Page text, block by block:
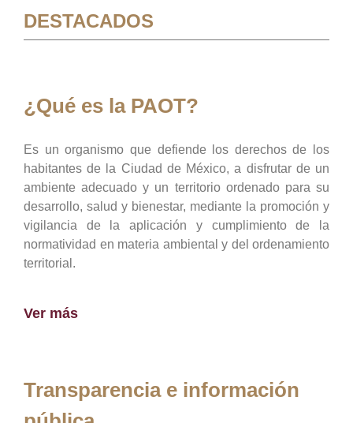
DESTACADOS
¿Qué es la PAOT?
Es un organismo que defiende los derechos de los
habitantes de la Ciudad de México, a disfrutar de un
ambiente adecuado y un territorio ordenado para su
desarrollo, salud y bienestar, mediante la promoción y
vigilancia de la aplicación y cumplimiento de la
normatividad en materia ambiental y del ordenamiento
territorial.
Ver más
Transparencia e información